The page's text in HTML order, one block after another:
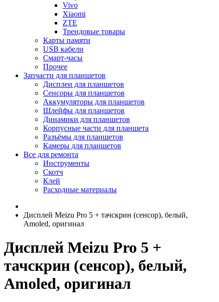
Vivo
Xiaomi
ZTE
Трендовые товары
Карты памяти
USB кабели
Смарт-часы
Прочее
Запчасти для планшетов
Дисплеи для планшетов
Сенсоры для планшетов
Аккумуляторы для планшетов
Шлейфы для планшетов
Динамики для планшетов
Корпусные части для планшета
Разъёмы для планшетов
Камеры для планшетов
Все для ремонта
Инструменты
Скотч
Клей
Расходные материалы
Дисплей Meizu Pro 5 + тачскрин (сенсор), белый,
Amoled, оригинал
Дисплей Meizu Pro 5 +
тачскрин (сенсор), белый,
Amoled, оригинал